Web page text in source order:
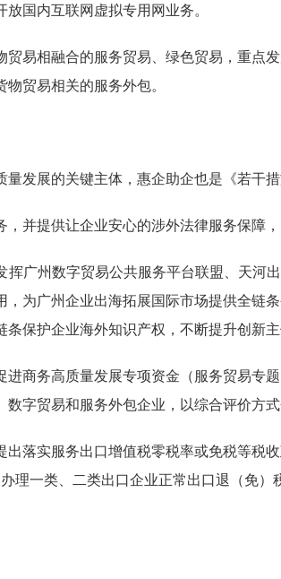
国内互联网虚拟专用网业务。
相融合的服务贸易、绿色贸易，重点
贸易相关的服务外包。
展的关键主体，惠企助企也是《若干措
提供让企业安心的涉外法律服务保障，
州数字贸易公共服务平台联盟、天河
为广州企业出海拓展国际市场提供全链
保护企业海外知识产权，不断提升创新主
务高质量发展专项资金（服务贸易专
字贸易和服务外包企业，以综合评价方
实服务出口增值税零税率或免税等税
理一类、二类出口企业正常出口退（免）